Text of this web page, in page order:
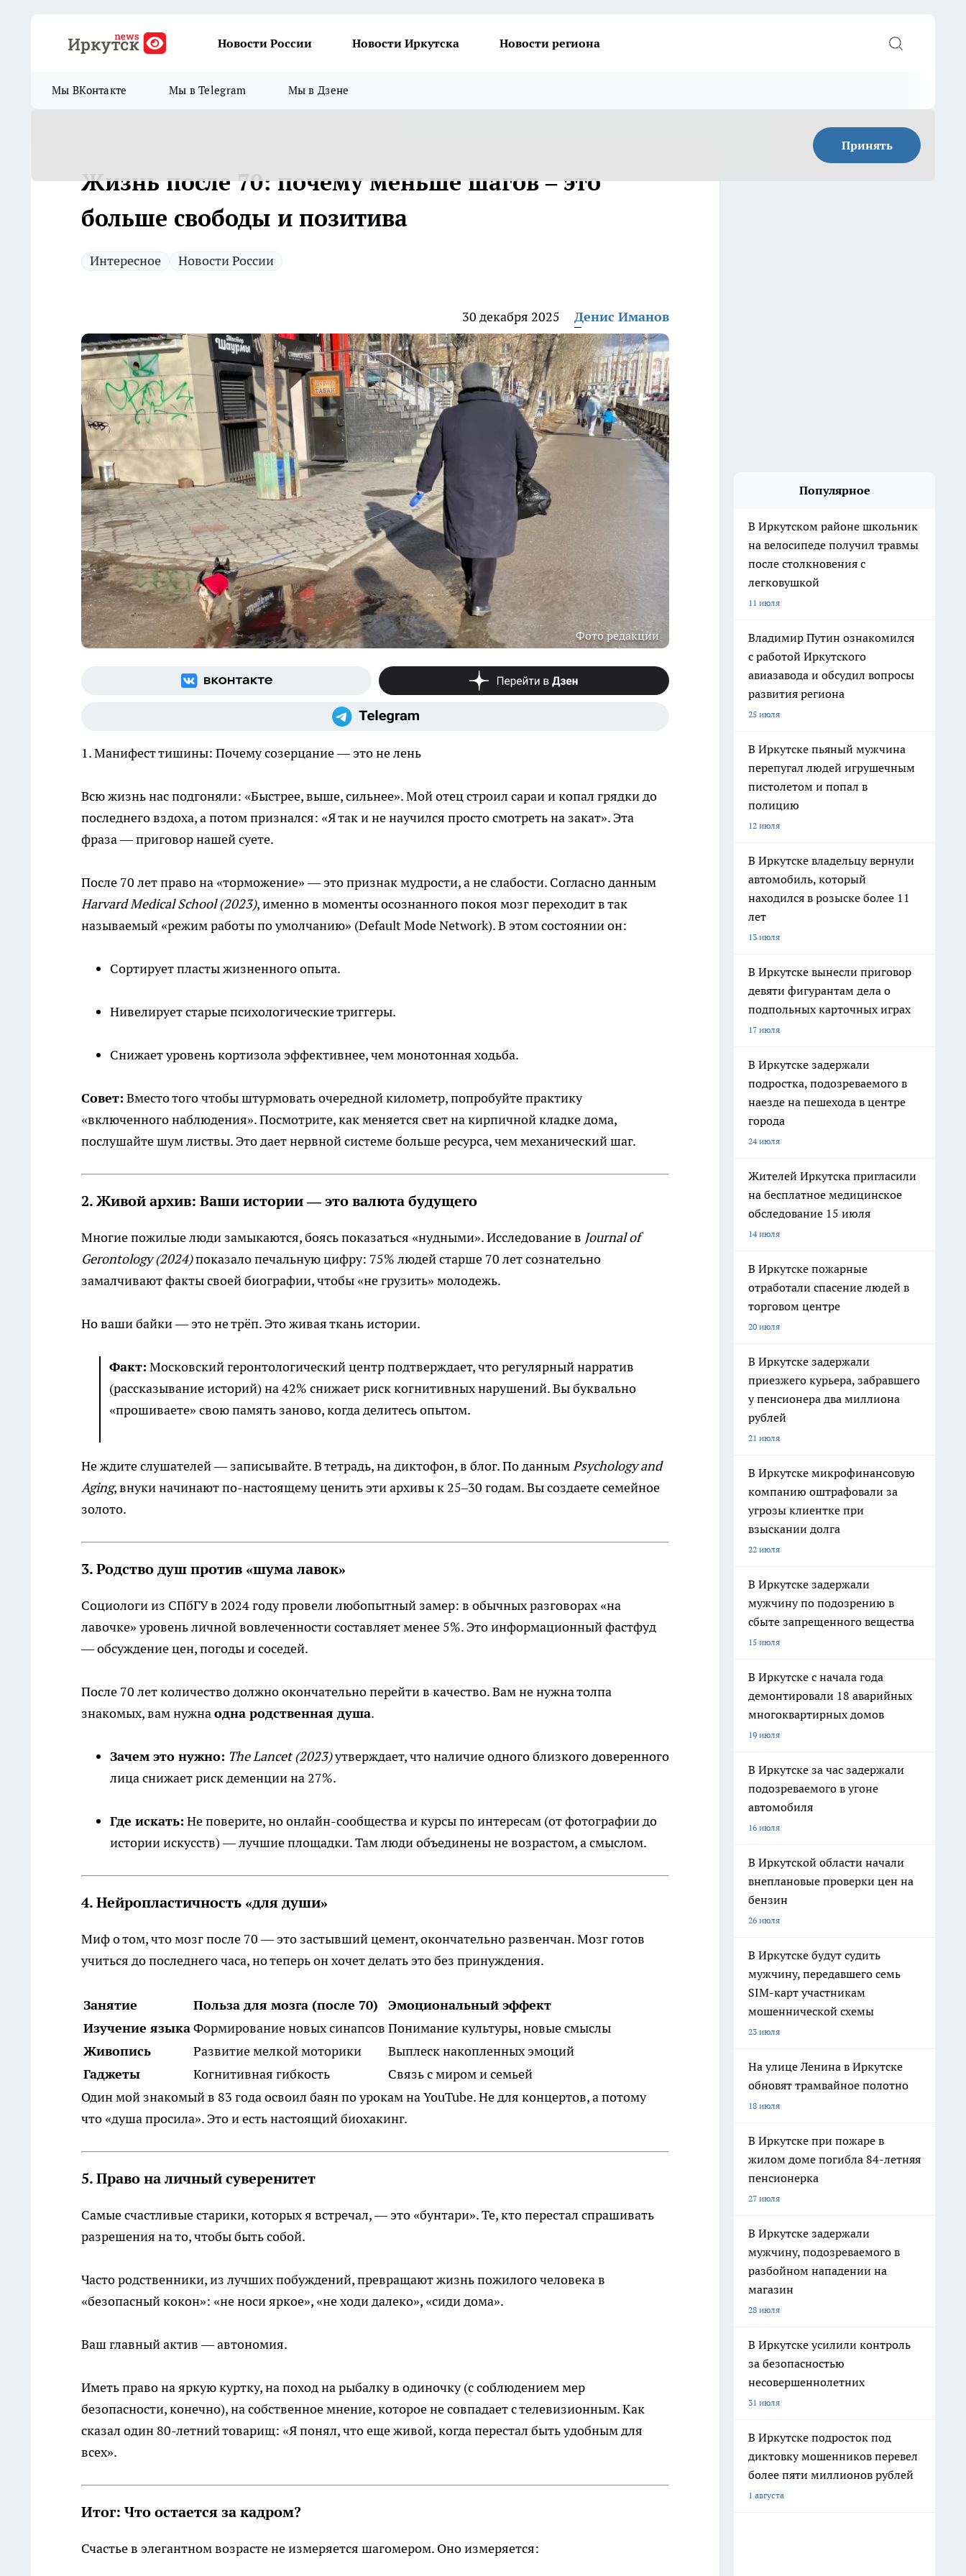
Новости России Новости Иркутска Новости региона
Мы ВКонтакте Мы в Telegram Мы в Дзене
Принять
Жизнь после 70: почему меньше шагов – это
больше свободы и позитива
Интересное Новости России
30 декабря 2025 Денис Иманов
Фото редакции
1. Манифест тишины: Почему созерцание — это не лень
Всю жизнь нас подгоняли: «Быстрее, выше, сильнее». Мой отец строил сараи и копал грядки до
последнего вздоха, а потом признался: «Я так и не научился просто смотреть на закат». Эта
фраза — приговор нашей суете.
После 70 лет право на «торможение» — это признак мудрости, а не слабости. Согласно данным
Harvard Medical School (2023), именно в моменты осознанного покоя мозг переходит в так
называемый «режим работы по умолчанию» (Default Mode Network). В этом состоянии он:
Сортирует пласты жизненного опыта.
Нивелирует старые психологические триггеры.
Снижает уровень кортизола эффективнее, чем монотонная ходьба.
Совет: Вместо того чтобы штурмовать очередной километр, попробуйте практику
«включенного наблюдения». Посмотрите, как меняется свет на кирпичной кладке дома,
послушайте шум листвы. Это дает нервной системе больше ресурса, чем механический шаг.
2. Живой архив: Ваши истории — это валюта будущего
Многие пожилые люди замыкаются, боясь показаться «нудными». Исследование в Journal of
Gerontology (2024)показало печальную цифру: 75% людей старше 70 лет сознательно
замалчивают факты своей биографии, чтобы «не грузить» молодежь.
Но ваши байки — это не трёп. Это живая ткань истории.
Факт: Московский геронтологический центр подтверждает, что регулярный нарратив
(рассказывание историй) на 42% снижает риск когнитивных нарушений. Вы буквально
«прошиваете» свою память заново, когда делитесь опытом.
Не ждите слушателей — записывайте. В тетрадь, на диктофон, в блог. По даннымPsychology and
Aging, внуки начинают по-настоящему ценить эти архивы к 25–30 годам. Вы создаете семейное
золото.
3. Родство душ против «шума лавок»
Социологи из СПбГУ в 2024 году провели любопытный замер: в обычных разговорах «на
лавочке» уровень личной вовлеченности составляет менее 5%. Это информационный фастфуд
— обсуждение цен, погоды и соседей.
После 70 лет количество должно окончательно перейти в качество. Вам не нужна толпа
знакомых, вам нужнаодна родственная душа.
Зачем это нужно: The Lancet (2023)утверждает, что наличие одного близкого доверенного
лица снижает риск деменции на 27%.
Где искать: Не поверите, но онлайн-сообщества и курсы по интересам (от фотографии до
истории искусств) — лучшие площадки. Там люди объединены не возрастом, а смыслом.
4. Нейропластичность «для души»
Миф о том, что мозг после 70 — это застывший цемент, окончательно развенчан. Мозг готов
учиться до последнего часа, но теперь он хочет делать это без принуждения.
Занятие Польза для мозга (после 70)
Эмоциональный эффект
Изучение языкаФормирование новых синапсов Понимание культуры, новые смыслы
Живопись
Развитие мелкой моторики
Выплеск накопленных эмоций
Гаджеты
Когнитивная гибкость
Связь с миром и семьей
Один мой знакомый в 83 года освоил баян по урокам на YouTube. Не для концертов, а потому
что «душа просила». Это и есть настоящий биохакинг.
5. Право на личный суверенитет
Самые счастливые старики, которых я встречал, — это «бунтари». Те, кто перестал спрашивать
разрешения на то, чтобы быть собой.
Часто родственники, из лучших побуждений, превращают жизнь пожилого человека в
«безопасный кокон»: «не носи яркое», «не ходи далеко», «сиди дома».
Ваш главный актив — автономия.
Иметь право на яркую куртку, на поход на рыбалку в одиночку (с соблюдением мер
безопасности, конечно), на собственное мнение, которое не совпадает с телевизионным. Как
сказал один 80-летний товарищ: «Я понял, что еще живой, когда перестал быть удобным для
всех».
Итог: Что остается за кадром?
Счастье в элегантном возрасте не измеряется шагомером. Оно измеряется:
Популярное
В Иркутском районе школьник
на велосипеде получил травмы
после столкновения с
легковушкой
11 июля
Владимир Путин ознакомился
с работой Иркутского
авиазавода и обсудил вопросы
развития региона
25 июля
В Иркутске пьяный мужчина
перепугал людей игрушечным
пистолетом и попал в
полицию
12 июля
В Иркутске владельцу вернули
автомобиль, который
находился в розыске более 11
лет
13 июля
В Иркутске вынесли приговор
девяти фигурантам дела о
подпольных карточных играх
17 июля
В Иркутске задержали
подростка, подозреваемого в
наезде на пешехода в центре
города
24 июля
Жителей Иркутска пригласили
на бесплатное медицинское
обследование 15 июля
14 июля
В Иркутске пожарные
отработали спасение людей в
торговом центре
20 июля
В Иркутске задержали
приезжего курьера, забравшего
у пенсионера два миллиона
рублей
21 июля
В Иркутске микрофинансовую
компанию оштрафовали за
угрозы клиентке при
взыскании долга
22 июля
В Иркутске задержали
мужчину по подозрению в
сбыте запрещенного вещества
15 июля
В Иркутске с начала года
демонтировали 18 аварийных
многоквартирных домов
19 июля
В Иркутске за час задержали
подозреваемого в угоне
автомобиля
16 июля
В Иркутской области начали
внеплановые проверки цен на
бензин
26 июля
В Иркутске будут судить
мужчину, передавшего семь
SIM-карт участникам
мошеннической схемы
23 июля
На улице Ленина в Иркутске
обновят трамвайное полотно
18 июля
В Иркутске при пожаре в
жилом доме погибла 84-летняя
пенсионерка
27 июля
В Иркутске задержали
мужчину, подозреваемого в
разбойном нападении на
магазин
28 июля
В Иркутске усилили контроль
за безопасностью
несовершеннолетних
31 июля
В Иркутске подросток под
диктовку мошенников перевел
более пяти миллионов рублей
1 августа